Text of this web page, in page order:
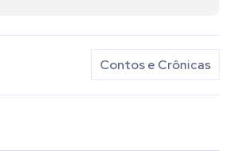
Contos e Crônicas